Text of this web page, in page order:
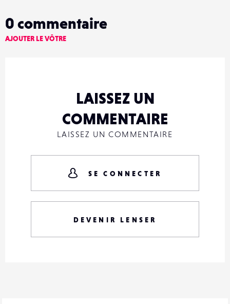
0 commentaire
AJOUTER LE VÔTRE
LAISSEZ UN
COMMENTAIRE
LAISSEZ UN COMMENTAIRE
SE CONNECTER
DEVENIR LENSER